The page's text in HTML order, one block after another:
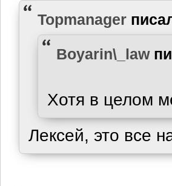
Topmanager
Boyarin\_law
Хотя в целом
Лексей, это все